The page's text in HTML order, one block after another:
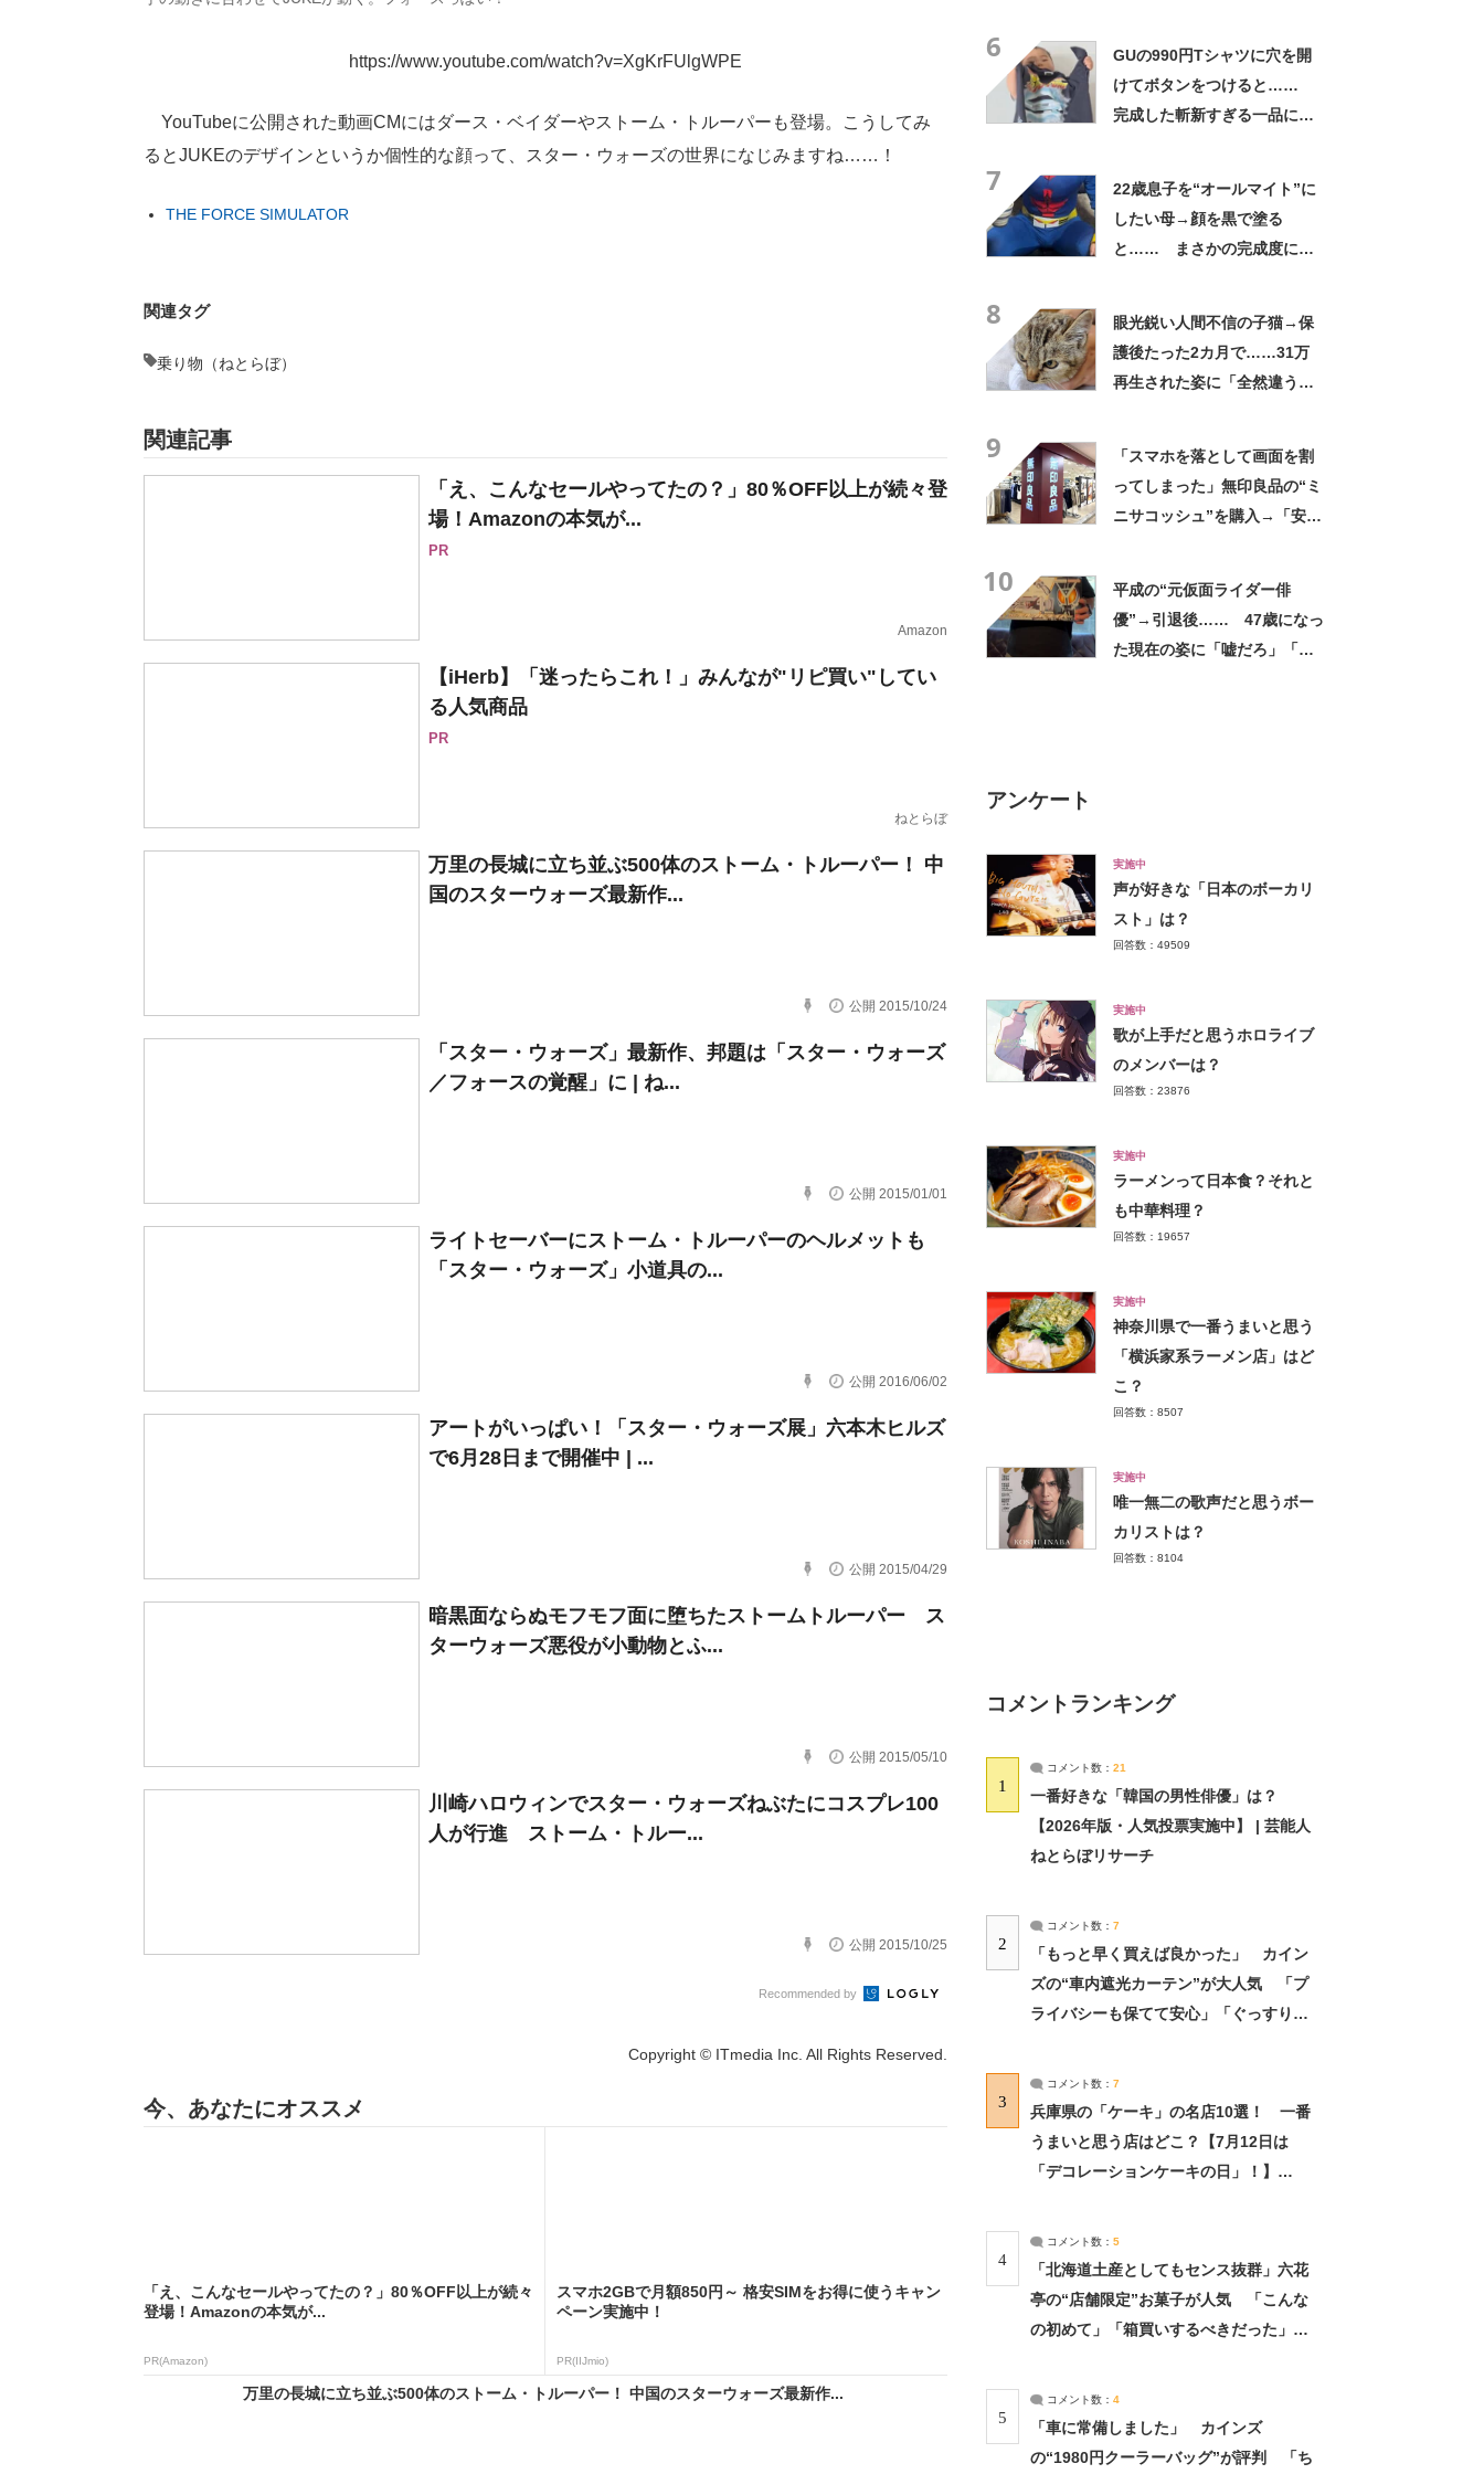
https://www.youtube.com/watch?v=XgKrFUlgWPE
YouTubeに公開された動画CMにはダース・ベイダーやストーム・トルーパーも登場。こうしてみ
るとJUKEのデザインというか個性的な顔って、スター・ウォーズの世界になじみますね……！
THE FORCE SIMULATOR
関連タグ
乗り物（ねとらぼ）
関連記事
「え、こんなセールやってたの？」80％OFF以上が続々登
場！Amazonの本気が...
PR
Amazon
【iHerb】「迷ったらこれ！」みんなが"リピ買い"してい
る人気商品
PR
ねとらぼ
万里の長城に立ち並ぶ500体のストーム・トルーパー！ 中
国のスターウォーズ最新作...
公開 2015/10/24
「スター・ウォーズ」最新作、邦題は「スター・ウォーズ
／フォースの覚醒」に | ね...
公開 2015/01/01
ライトセーバーにストーム・トルーパーのヘルメットも
「スター・ウォーズ」小道具の...
公開 2016/06/02
アートがいっぱい！「スター・ウォーズ展」六本木ヒルズ
で6月28日まで開催中 | ...
公開 2015/04/29
暗黒面ならぬモフモフ面に堕ちたストームトルーパー ス
ターウォーズ悪役が小動物とふ...
公開 2015/05/10
川崎ハロウィンでスター・ウォーズねぶたにコスプレ100
人が行進 ストーム・トルー...
公開 2015/10/25
Recommended by
Copyright © ITmedia Inc. All Rights Reserved.
今、あなたにオススメ
「え、こんなセールやってたの？」80％OFF以上が続々
登場！Amazonの本気が...
PR(Amazon)
スマホ2GBで月額850円～ 格安SIMをお得に使うキャン
ペーン実施中！
PR(IIJmio)
万里の長城に立ち並ぶ500体のストーム・トルーパー！ 中国のスターウォーズ最新作...
6
GUの990円Tシャツに穴を開
けてボタンをつけると……
完成した斬新すぎる一品に称
7
22歳息子を“オールマイト”に
したい母→顔を黒で塗る
と…… まさかの完成度に
8
眼光鋭い人間不信の子猫→保
護後たった2カ月で……31万
再生された姿に「全然違う」
9
「スマホを落として画面を割
ってしまった」無印良品の“ミ
ニサコッシュ”を購入→「安心
10
平成の“元仮面ライダー俳
優”→引退後…… 47歳になっ
た現在の姿に「嘘だろ」「声
アンケート
実施中
声が好きな「日本のボーカリ
スト」は？
回答数：49509
実施中
歌が上手だと思うホロライブ
のメンバーは？
回答数：23876
実施中
ラーメンって日本食？それと
も中華料理？
回答数：19657
実施中
神奈川県で一番うまいと思う
「横浜家系ラーメン店」はど
こ？
回答数：8507
実施中
唯一無二の歌声だと思うボー
カリストは？
回答数：8104
コメントランキング
1
コメント数： 21
一番好きな「韓国の男性俳優」は？
【2026年版・人気投票実施中】 | 芸能人
ねとらぼリサーチ
2
コメント数： 7
「もっと早く買えば良かった」 カイン
ズの“車内遮光カーテン”が大人気 「プ
ライバシーも保てて安心」「ぐっすり眠
3
コメント数： 7
兵庫県の「ケーキ」の名店10選！ 一番
うまいと思う店はどこ？【7月12日は
「デコレーションケーキの日」！】
4
コメント数： 5
「北海道土産としてもセンス抜群」六花
亭の“店舗限定”お菓子が人気 「こんな
の初めて」「箱買いするべきだった」
5
コメント数： 4
「車に常備しました」 カインズ
の“1980円クーラーバッグ”が評判 「ち